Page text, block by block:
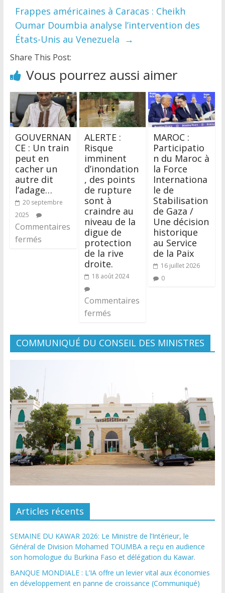
Frappes américaines à Caracas : Cheikh
Oumar Doumbia analyse l’intervention des
États-Unis au Venezuela →
Share This Post:
Vous pourrez aussi aimer
GOUVERNAN
CE : Un train
peut en
cacher un
autre dit
l’adage…
20 septembre
2025
Commentaires
fermés
ALERTE :
Risque
imminent
d’inondation
, des points
de rupture
sont à
craindre au
niveau de la
digue de
protection
de la rive
droite.
18 août 2024
Commentaires
fermés
MAROC :
Participatio
n du Maroc à
la Force
Internationa
le de
Stabilisation
de Gaza /
Une décision
historique
au Service
de la Paix
16 juillet 2026
0
COMMUNIQUÉ DU CONSEIL DES MINISTRES
Articles récents
SEMAINE DU KAWAR 2026: Le Ministre de l’Intérieur, le
Général de Division Mohamed TOUMBA a reçu en audience
son homologue du Burkina Faso et délégation du Kawar.
BANQUE MONDIALE : L’IA offre un levier vital aux économies
en développement en panne de croissance (Communiqué)